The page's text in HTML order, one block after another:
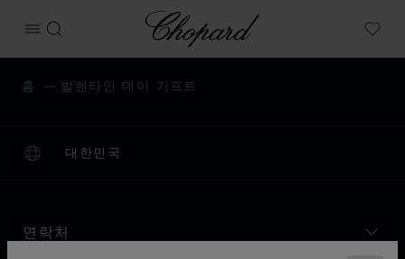
메뉴 열기
검색
Chopard
My
홈 발렌타인 데이 기프트
대한민국
현지화(국가 변경)
국가 변경
연락처